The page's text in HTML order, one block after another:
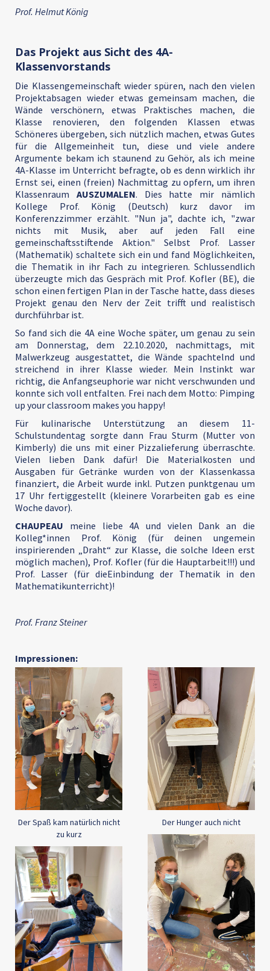
Prof. Helmut König
Das Projekt aus Sicht des 4A-
Klassenvorstands
Die Klassengemeinschaft wieder spüren, nach den vielen
Projektabsagen wieder etwas gemeinsam machen, die
Wände verschönern, etwas Praktisches machen, die
Klasse renovieren, den folgenden Klassen etwas
Schöneres übergeben, sich nützlich machen, etwas Gutes
für die Allgemeinheit tun, diese und viele andere
Argumente bekam ich staunend zu Gehör, als ich meine
4A-Klasse im Unterricht befragte, ob es denn wirklich ihr
Ernst sei, einen (freien) Nachmittag zu opfern, um ihren
KlassenraumAUSZUMALEN. Dies hatte mir nämlich
Kollege Prof. König (Deutsch) kurz davor im
Konferenzzimmer erzählt. "Nun ja", dachte ich, "zwar
nichts mit Musik, aber auf jeden Fall eine
gemeinschaftsstiftende Aktion." Selbst Prof. Lasser
(Mathematik) schaltete sich ein und fand Möglichkeiten,
die Thematik in ihr Fach zu integrieren. Schlussendlich
überzeugte mich das Gespräch mit Prof. Kofler (BE), die
schon einen fertigen Plan in der Tasche hatte, dass dieses
Projekt genau den Nerv der Zeit trifft und realistisch
durchführbar ist.
So fand sich die 4A eine Woche später, um genau zu sein
am Donnerstag, dem 22.10.2020, nachmittags, mit
Malwerkzeug ausgestattet, die Wände spachtelnd und
streichend in ihrer Klasse wieder. Mein Instinkt war
richtig, die Anfangseuphorie war nicht verschwunden und
konnte sich voll entfalten. Frei nach dem Motto: Pimping
up your classroom makes you happy!
Für kulinarische Unterstützung an diesem 11-
Schulstundentag sorgte dann Frau Sturm (Mutter von
Kimberly) die uns mit einer Pizzalieferung überraschte.
Vielen lieben Dank dafür! Die Materialkosten und
Ausgaben für Getränke wurden von der Klassenkassa
finanziert, die Arbeit wurde inkl. Putzen punktgenau um
17 Uhr fertiggestellt (kleinere Vorarbeiten gab es eine
Woche davor).
CHAUPEAU meine liebe 4A und vielen Dank an die
Kolleg*innen Prof. König (für deinen ungemein
inspirierenden „Draht“ zur Klasse, die solche Ideen erst
möglich machen), Prof. Kofler (für die Hauptarbeit!!!) und
Prof. Lasser (für dieEinbindung der Thematik in den
Mathematikunterricht)!
Prof. Franz Steiner
Impressionen:
Der Hunger auch nicht
Der Spaß kam natürlich nicht
zu kurz